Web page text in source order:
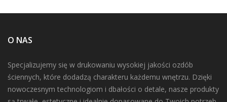
O NAS
Specjalizujemy się w drukowaniu wysokiej jakości ozdób
ściennych, które dodadzą charakteru każdemu wnętrzu. Dzięki
nowoczesnym technologiom i dbałości o detale, nasze produkty